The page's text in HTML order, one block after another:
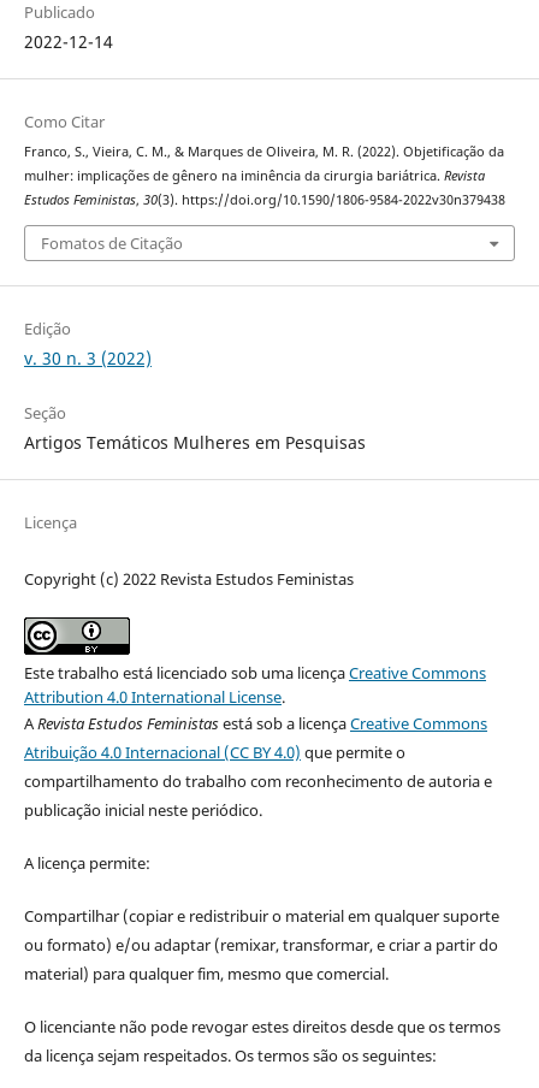
Publicado
2022-12-14
Como Citar
Franco, S., Vieira, C. M., & Marques de Oliveira, M. R. (2022). Objetificação da
mulher: implicações de gênero na iminência da cirurgia bariátrica. Revista
Estudos Feministas, 30(3). https://doi.org/10.1590/1806-9584-2022v30n379438
Fomatos de Citação
Edição
v. 30 n. 3 (2022)
Seção
Artigos Temáticos Mulheres em Pesquisas
Licença
Copyright (c) 2022 Revista Estudos Feministas
Este trabalho está licenciado sob uma licençaCreative Commons
Attribution 4.0 International License.
ARevista Estudos Feministasestá sob a licençaCreative Commons
Atribuição 4.0 Internacional (CC BY 4.0) que permite o
compartilhamento do trabalho com reconhecimento de autoria e
publicação inicial neste periódico.
A licença permite:
Compartilhar (copiar e redistribuir o material em qualquer suporte
ou formato) e/ou adaptar (remixar, transformar, e criar a partir do
material) para qualquer fim, mesmo que comercial.
O licenciante não pode revogar estes direitos desde que os termos
da licença sejam respeitados. Os termos são os seguintes: